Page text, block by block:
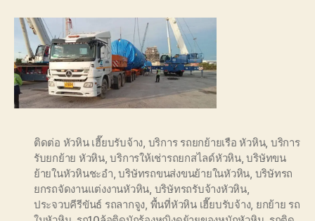
ติดต่อ หัวหิน เฮี๊ยบรับจ้าง บริการ รถยกย้ายเรือ หัวหิน, บริการ
รับยกย้าย หัวหิน,บริการให้เช่ารถยกสไลด์หัวหิน,บริษัทขน
ย้ายในหัวหินชะอำ ,บริษัทรถขนส่งขนย้ายในหัวหิน บริษัทรถ
ยกรถจัดงานแต่งงานหัวหิน บริษัทรถรับจ้างหัวหิน,
ประจวบคีรีขันธ์ รถลากจูง พื้นที่หัวหิน เฮี๊ยบรับจ้าง, ยกย้าย รถ